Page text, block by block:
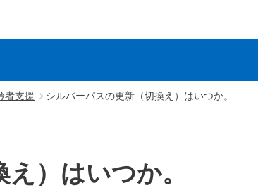
者支援 シルバーパスの更新（切換え）はいつか。
）はいつか。